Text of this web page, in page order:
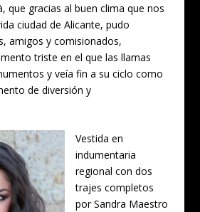
que gracias al buen clima que nos
ciudad de Alicante, pudo
amigos y comisionados,
triste en el que las llamas
y veía fin a su ciclo como
de diversión y
Vestida en
indumentaria
regional con dos
trajes completos
por Sandra Maestro